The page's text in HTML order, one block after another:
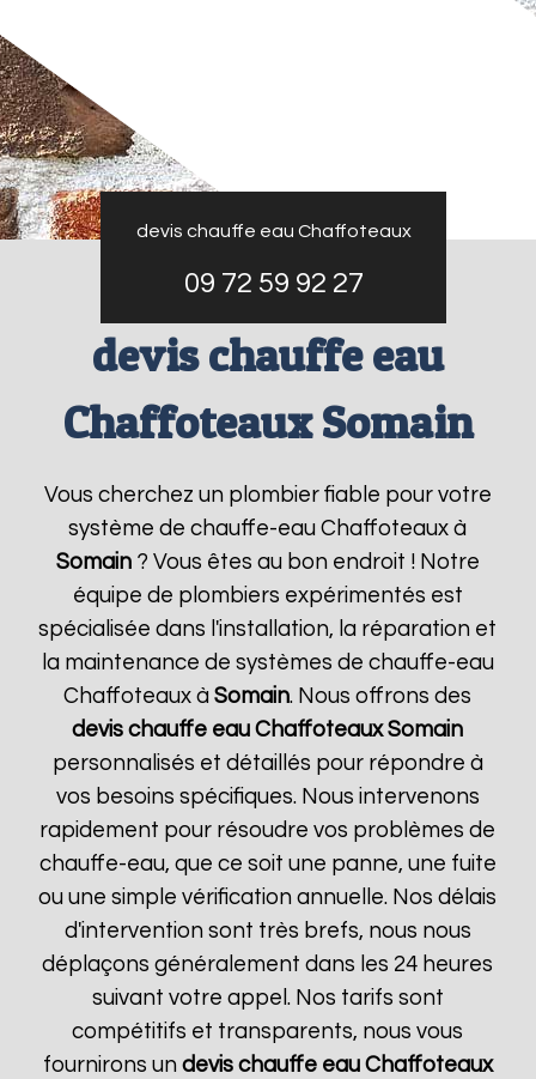
devis chauffe eau Chaffoteaux
09 72 59 92 27
devis chauffe eau
Chaffoteaux Somain
Vous cherchez un plombier fiable pour votre
système de chauffe-eau Chaffoteaux à
Somain? Vous êtes au bon endroit ! Notre
équipe de plombiers expérimentés est
spécialisée dans l'installation, la réparation et
la maintenance de systèmes de chauffe-eau
Chaffoteaux àSomain. Nous offrons des
devis chauffe eau Chaffoteaux Somain
personnalisés et détaillés pour répondre à
vos besoins spécifiques. Nous intervenons
rapidement pour résoudre vos problèmes de
chauffe-eau, que ce soit une panne, une fuite
ou une simple vérification annuelle. Nos délais
d'intervention sont très brefs, nous nous
déplaçons généralement dans les 24 heures
suivant votre appel. Nos tarifs sont
compétitifs et transparents, nous vous
fournirons un devis chauffe eau Chaffoteaux